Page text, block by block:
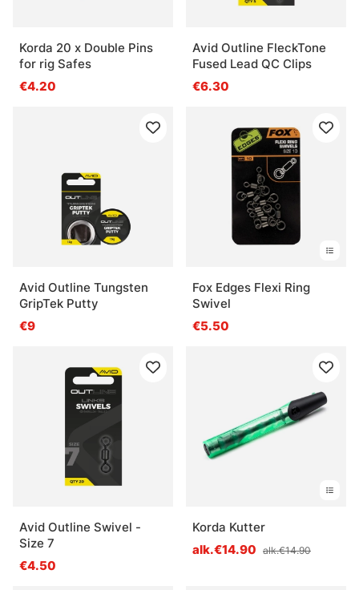
Korda 20 x Double Pins
for rig Safes
€4.20
Avid Outline FleckTone
Fused Lead QC Clips
€6.30
Avid Outline Tungsten
GripTek Putty
€9
Fox Edges Flexi Ring
Swivel
€5.50
Avid Outline Swivel -
Size 7
€4.50
Korda Kutter
alk.€14.90 alk.€14.90